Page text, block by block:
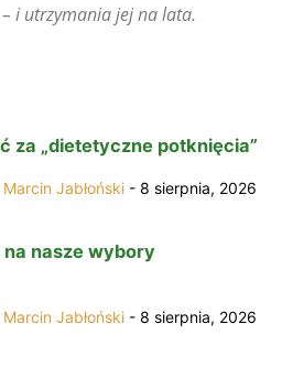
i utrzymania jej na lata.
za „dietetyczne potknięcia”
Marcin Jabłoński - 8 sierpnia, 2026
na nasze wybory
Marcin Jabłoński - 8 sierpnia, 2026